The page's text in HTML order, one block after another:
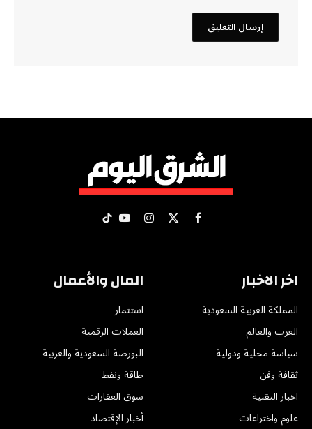
فيسبوك
X الانستغراميوتيوبتيكتوك
اخر الاخبار
المملكة العربية السعودية
العرب والعالم
سياسة محلية ودولية
ثقافة وفن
اخبار التقنية
علوم واختراعات
المال والأعمال
استثمار
العملات الرقمية
البورصة السعودية والعربية
طاقة ونفط
سوق العقارات
أخبار الإقتصاد